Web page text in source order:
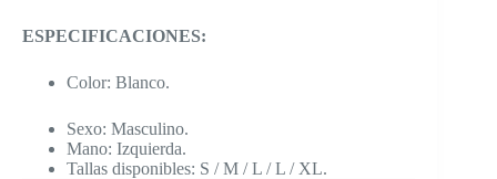
ESPECIFICACIONES:
Color: Blanco.
Sexo: Masculino.
Mano: Izquierda.
Tallas disponibles: S / M / L / L / XL.